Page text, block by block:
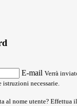
E-mail Verrà
necessarie.
al nome utente? Effettua